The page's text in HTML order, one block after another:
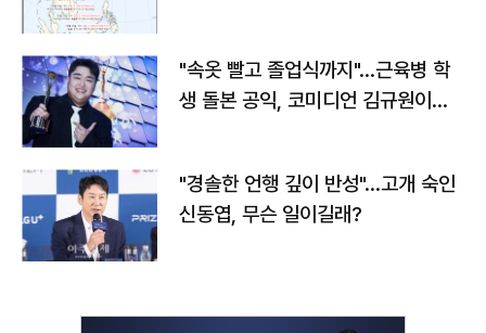
"속옷 빨고 졸업식까지"…근육병 학
생 돌본 공익, 코미디언 김규원이었
"경솔한 언행 깊이 반성"…고개 숙인
신동엽, 무슨 일이길래?